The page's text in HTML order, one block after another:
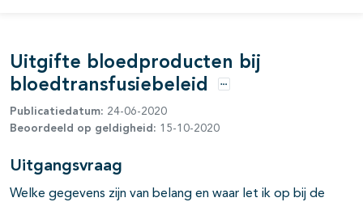
Uitgifte bloedproducten bij
bloedtransfusiebeleid
Opties
Publicatiedatum: 24-06-2020
Beoordeeld op geldigheid: 15-10-2020
Uitgangsvraag
Welke gegevens zijn van belang en waar let ik op bij de